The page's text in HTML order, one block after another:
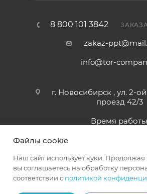
8 800 101 3842
zakaz-
info@tor-
г. Новосибирск , ул. 2-
проезд 42/3
Время
© 2023-2024 ООО
5404315975, ОГРН
Файлы cookie
Наш сайт использует куки. Продолжая
вы соглашаетесь на обработку
соответствии с политикой